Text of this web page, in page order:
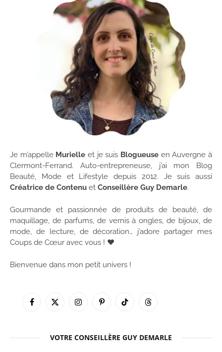
Je m’appelle Murielle et je suis Blogueuse en Auvergne à
Clermont-Ferrand. Auto-entrepreneuse, j’ai mon Blog
Beauté, Mode et Lifestyle depuis 2012. Je suis aussi
Créatrice de Contenu et Conseillère Guy Demarle.
Gourmande et passionnée de produits de beauté, de
maquillage, de parfums, de vernis à ongles, de bijoux, de
mode, de lecture, de décoration… j’adore partager mes
Coups de Cœur avec vous ! ♥
Bienvenue dans mon petit univers !
Facebook
X
InstagramPinterestTikTok Threads
VOTRE CONSEILLÈRE GUY DEMARLE